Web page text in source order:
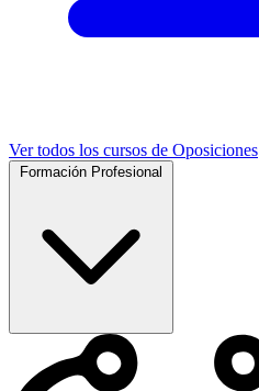
Ver todos los cursos de Oposiciones
Formación Profesional